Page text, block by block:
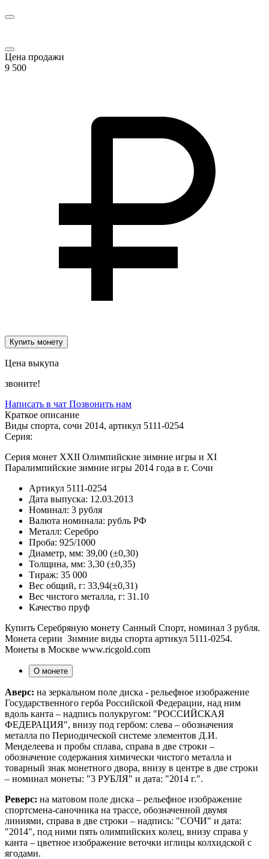
Цена продажи
9 500
Купить монету
Цена выкупа
звоните!
Написать в чат Позвонить нам
Краткое описание
Виды спорта, сочи 2014, артикул 5111-0254
Серия:
Серия монет XXII Олимпийские зимние игры и XI
Паралимпийские зимние игры 2014 года в г. Сочи
Артикул 5111-0254
Дата выпуска: 12.03.2013
Номинал: 3 рубля
Валюта номинала: рубль РФ
Металл: Серебро
Проба: 925/1000
Диаметр, мм: 39,00 (±0,30)
Толщина, мм: 3,30 (±0,35)
Тираж: 35 000
Вес общий, г: 33,94(±0,31)
Вес чистого металла, г: 31.10
Качество пруф
Купить Серебряную монету Санный Спорт, номинал 3 рубля.
Монета серии Зимние виды спорта артикул 5111-0254.
Монеты в Москве www.ricgold.com
О монете
Аверс: на зеркальном поле диска - рельефное изображение
Государственного герба Российской Федерации, над ним
вдоль канта – надпись полукругом: "РОССИЙСКАЯ
ФЕДЕРАЦИЯ", внизу под гербом: слева – обозначения
металла по Периодической системе элементов Д.И.
Менделеева и пробы сплава, справа в две строки –
обозначение содержания химически чистого металла и
товарный знак монетного двора, внизу в центре в две строки
– номинал монеты: "3 РУБЛЯ" и дата: "2014 г.".
Реверс: на матовом поле диска – рельефное изображение
спортсмена-саночника на трассе, обозначенной двумя
линиями, справа в две строки – надпись: "СОЧИ" и дата:
"2014", под ними пять олимпийских колец, внизу справа у
канта – цветное изображение веточки иглицы колхидской с
ягодами.